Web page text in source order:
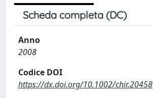
Scheda completa (DC)
Anno
2008
Codice DOI
https://dx.doi.org/10.1002/chir.20458